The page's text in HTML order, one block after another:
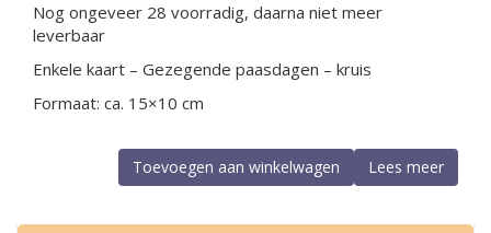
Nog ongeveer 28 voorradig, daarna niet meer
leverbaar
Enkele kaart – Gezegende paasdagen – kruis
Formaat: ca. 15×10 cm
Lees meer
Toevoegen aan winkelwagen